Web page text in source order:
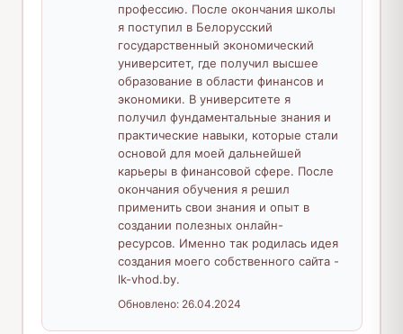
профессию. После окончания школы
я поступил в Белорусский
государственный экономический
университет, где получил высшее
образование в области финансов и
экономики. В университете я
получил фундаментальные знания и
практические навыки, которые стали
основой для моей дальнейшей
карьеры в финансовой сфере. После
окончания обучения я решил
применить свои знания и опыт в
создании полезных онлайн-
ресурсов. Именно так родилась идея
создания моего собственного сайта -
lk-vhod.by.
Обновлено: 26.04.2024